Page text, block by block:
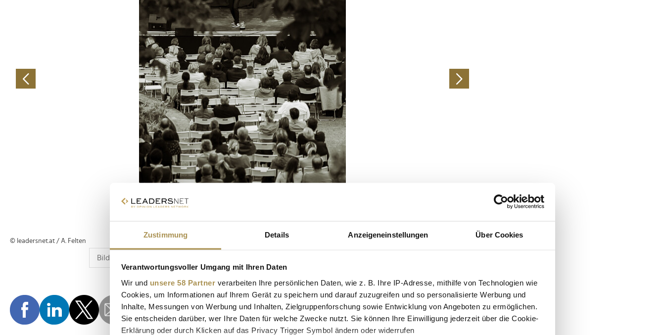
Zustimmung Details Anzeigeneinstellungen Über Cookies
Verantwortungsvoller Umgang mit Ihren Daten
Wir und unsere 58 Partner verarbeiten Ihre persönlichen Daten, wie z. B. Ihre IP-Adresse, mithilfe von Technologien wie
Cookies, um Informationen auf Ihrem Gerät zu speichern und darauf zuzugreifen und so personalisierte Werbung und
Inhalte, Messungen von Werbung und Inhalten, Zielgruppenforschung sowie Entwicklung von Angeboten zu ermöglichen.
Sie entscheiden darüber, wer Ihre Daten für welche Zwecke nutzt. Sie können Ihre Einwilligung jederzeit über die Cookie-
Erklärung oder durch Klicken auf das Privacy Trigger Symbol ändern oder widerrufen
© leadersnet.at / A. Felten
Advertisement